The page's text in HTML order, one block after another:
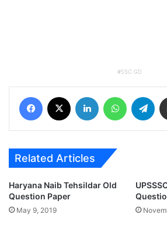
SSC GD
Facebook LinkedIn WhatsApp
Related Articles
Haryana Naib Tehsildar Old
Question Paper
May 9, 2019